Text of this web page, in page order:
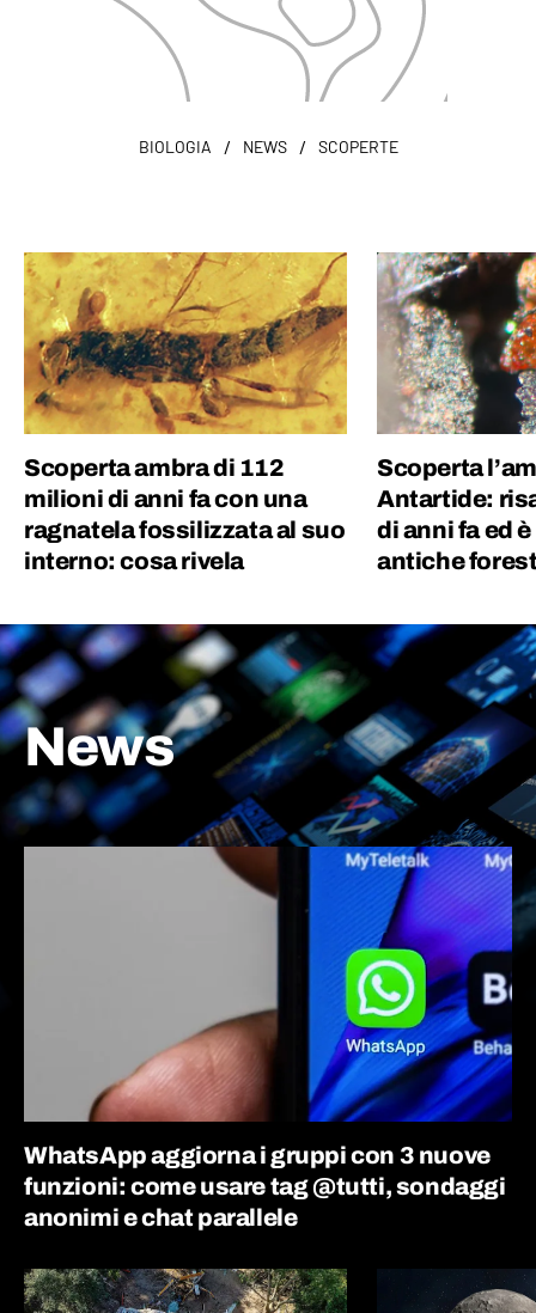
BIOLOGIA / NEWS / SCOPERTE
Scoperta ambra di 112
milioni di anni fa con una
ragnatela fossilizzata al suo
interno: cosa rivela
Scoperta
Antartide:
di anni fa ed
antiche
News
WhatsApp aggiorna i gruppi con 3 nuove
funzioni: come usare tag @tutti, sondaggi
anonimi e chat parallele